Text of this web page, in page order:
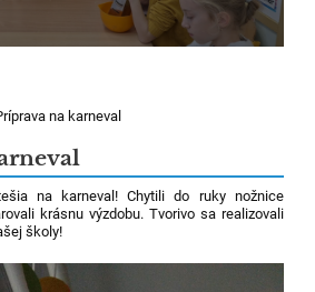
na karneval! Chytili do ruky nožnice
krásnu výzdobu. Tvorivo sa realizovali
školy!